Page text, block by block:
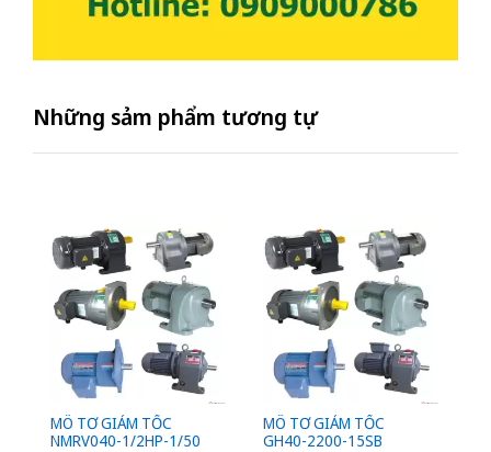
Những sảm phẩm tương tự
MÔ TƠ GIẢM TỐC
NMRV040-1/2HP-1/50
MÔ TƠ GIẢM TỐC
GH40-2200-15SB